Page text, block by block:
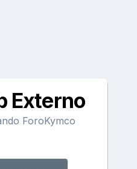
Externo
ForoKymco